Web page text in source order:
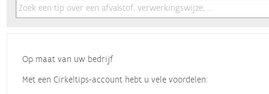
Op maat van uw bedrijf
Met een Cirkeltips-account hebt u vele voordelen: